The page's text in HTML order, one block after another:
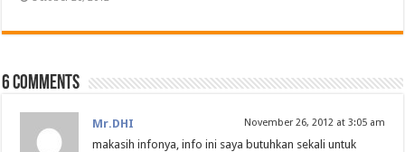
6 comments
Mr.DHI November 26, 2012 at 3:05 am
makasih infonya, info ini saya butuhkan sekali untuk